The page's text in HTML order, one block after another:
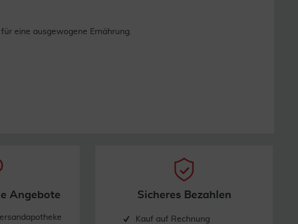
eine ausgewogene Ernährung.
Angebote Sicheres Bezahlen
Kauf auf Rechnung